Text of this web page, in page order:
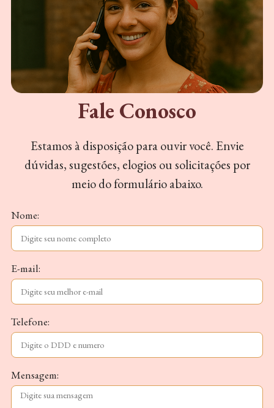
Fale Conosco
Estamos à disposição para ouvir você. Envie
dúvidas, sugestões, elogios ou solicitações por
meio do formulário abaixo.
Nome:
E-mail:
Telefone:
Mensagem: